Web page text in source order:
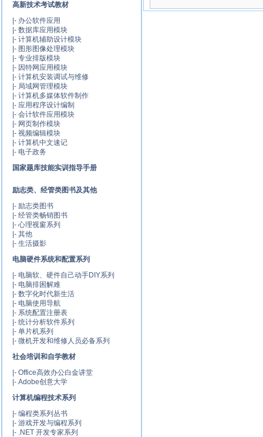
高新技术考试教材
|- 办公软件应用
|- 数据库应用模块
|- 计算机辅助设计模块
|- 图形图像处理模块
|- 专业排版模块
|- 因特网应用模块
|- 计算机安装调试与维修
|- 局域网管理模块
|- 计算机多媒体软件制作
|- 应用程序设计编制
|- 会计软件应用模块
|- 网页制作模块
|- 视频编辑模块
|- 计算机中文速记
|- 电子政务
国家题库技能实训指导手册
励志类、经管类图书及其他
|- 励志类图书
|- 经管类畅销图书
|- 心理视窗系列
|- 其他
|- 生活摄影
电脑硬件系统和配置系列
|- 电脑软、硬件自己动手DIY系列
|- 电脑排困解难
|- 数字化时代新生活
|- 电脑使用导航
|- 系统配置注册表
|- 统计分析软件系列
|- 单片机系列
|- 微机开发和维修人员必备系列
社会培训和自学教材
|- Office高效办公白金讲堂
|- Adobe创意大学
计算机编程技术系列
|- 编程类系列丛书
|- 游戏开发与编程系列
|- .NET 开发专家系列